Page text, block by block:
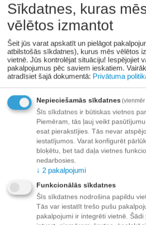
Prece pieejama: 10/08/2026
+
−
Pievienot vēlmju
Piegāde
Preču izsniegšanas punktos -
Līdz dzīvokļa durvīm no 35.00 eur
Līdz 34.99 EUR piegādes maksa:
Venipak kurjers - 3.90 EUR
Omniva pakomāts - 3.20 EUR
Apmaksa
Sīkdatnes, kuras
vēlētos izmantot
Šeit jūs varat apskatīt un pielāgot
atbilstošās sīkdatnes), kurus mēs vēlētos
vietnē. Jūs kontrolējat situāciju! Iespējojiet
pakalpojumus pēc saviem ieskatiem.
atradīsiet šajā dokumentā: Privātuma
Nepieciešamās sīkdatnes
Šīs sīkdatnes ir būtiskas vietnes
Piemēram, tās ļauj veikt
esat pierakstījies. Tās nevar
iestatījumos. Varat konfigurēt
bloķētu, bet tad daļa vietnes
nedarbosies.
↓ 2 pakalpojumi
Funkcionālās sīkdatnes
Šīs sīkdatnes nodrošina papildu
Tās var iestatīt trešo pušu
pakalpojumi ir integrēti vietnē.